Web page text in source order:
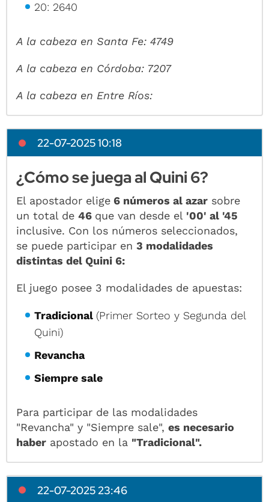
20: 2640
A la cabeza en Santa Fe: 4749
A la cabeza en Córdoba: 7207
A la cabeza en Entre Ríos:
22-07-2025 10:18
¿Cómo se juega al Quini 6?
El apostador elige 6 números al azar sobre
un total de46 que van desde el '00' al '45
inclusive. Con los números seleccionados,
se puede participar en3 modalidades
distintas del Quini 6:
El juego posee 3 modalidades de apuestas:
Tradicional (Primer Sorteo y Segunda del
Quini)
Revancha
Siempre sale
Para participar de las modalidades
"Revancha" y "Siempre sale",es necesario
haber apostado en la "Tradicional".
22-07-2025 23:46